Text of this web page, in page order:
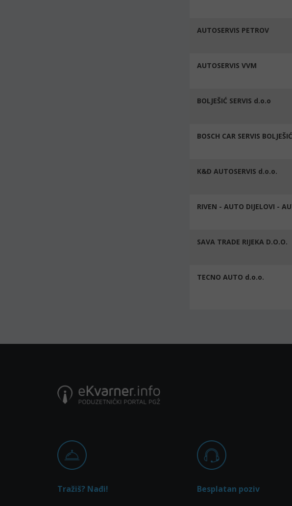
AUTOSERVIS PETROV
AUTOSERVIS VVM
BOLJEŠIĆ SERVIS d.o.o
BOSCH CAR SERVIS BOLJEŠIĆ
K&D AUTOSERVIS d.o.o.
RIVEN - AUTO DIJELOVI -
SAVA TRADE RIJEKA D.O.O.
TECNO AUTO d.o.o.
Tražiš? Nađi! Besplatan poziv